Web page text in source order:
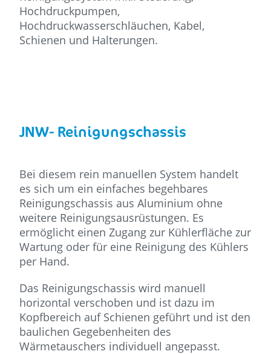
Hochdruckpumpen,
Hochdruckwasserschläuchen, Kabel,
Schienen und Halterungen.
JNW- Reinigungschassis
Bei diesem rein manuellen System handelt
es sich um ein einfaches begehbares
Reinigungschassis aus Aluminium ohne
weitere Reinigungsausrüstungen. Es
ermöglicht einen Zugang zur Kühlerfläche zur
Wartung oder für eine Reinigung des Kühlers
per Hand.
Das Reinigungschassis wird manuell
horizontal verschoben und ist dazu im
Kopfbereich auf Schienen geführt und ist den
baulichen Gegebenheiten des
Wärmetauschers individuell angepasst.